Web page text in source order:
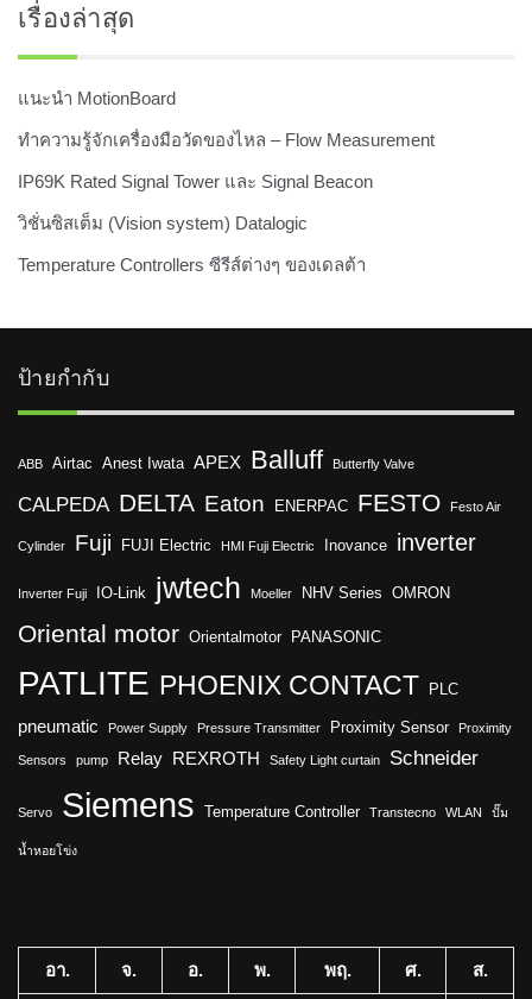
เรื่องล่าสุด
แนะนำ MotionBoard
ทำความรู้จักเครื่องมือวัดของไหล – Flow Measurement
IP69K Rated Signal Tower และ Signal Beacon
วิชั่นซิสเต็ม (Vision system) Datalogic
Temperature Controllers ซีรีส์ต่างๆ ของเดลต้า
ป้ายกำกับ
ABB Airtac Anest Iwata APEX Balluff Butterfly Valve
CALPEDA DELTA Eaton ENERPAC FESTO Festo Air
Cylinder Fuji FUJI Electric HMI Fuji Electric Inovance inverter
Inverter Fuji IO-Link jwtech Moeller NHV Series OMRON
Oriental motor Orientalmotor PANASONIC
PATLITE PHOENIX CONTACT PLC
pneumatic Power Supply Pressure Transmitter Proximity Sensor Proximity
Sensors pump Relay REXROTH Safety Light curtain Schneider
Servo Siemens Temperature Controller Transtecno WLAN ปั๊ม
น้ำหอยโข่ง
อา. จ. อ. พ. พฤ. ศ.
ส.